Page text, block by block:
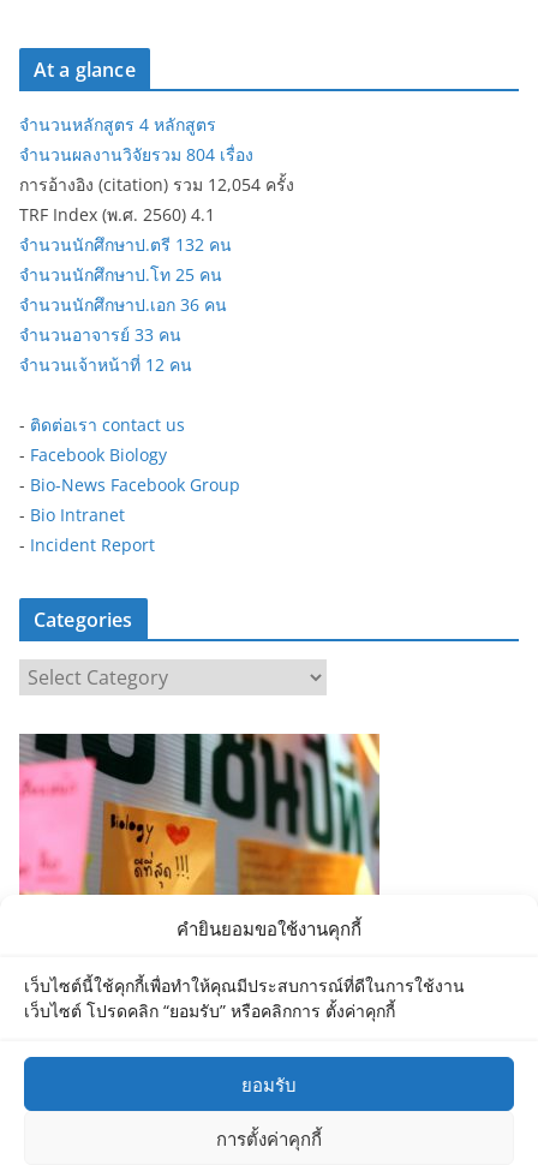
คำยินยอมขอใช้งานคุกกี้
เว็บไซต์นี้ใช้คุกกี้เพื่อทำให้คุณมีประสบการณ์ที่ดีในการใช้งาน
เว็บไซต์ โปรดคลิก “ยอมรับ” หรือคลิกการ ตั้งค่าคุกกี้
ยอมรับ
การตั้งค่าคุกกี้
At a glance
จำนวนหลักสูตร 4 หลักสูตร
จำนวนผลงานวิจัยรวม 804 เรื่อง
การอ้างอิง (citation) รวม 12,054 ครั้ง
TRF Index (พ.ศ. 2560) 4.1
จำนวนนักศึกษาป.ตรี 132 คน
จำนวนนักศึกษาป.โท 25 คน
จำนวนนักศึกษาป.เอก 36 คน
จำนวนอาจารย์ 33 คน
จำนวนเจ้าหน้าที่ 12 คน
- ติดต่อเรา contact us
- Facebook Biology
- Bio-News Facebook Group
- Bio Intranet
- Incident Report
Categories
t
e
g
i
Department of Biology MU
reserved.